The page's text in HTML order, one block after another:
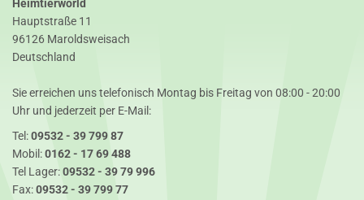
Heimtierworld
Hauptstraße 11
96126 Maroldsweisach
Deutschland
Sie erreichen uns telefonisch Montag bis Freitag von 08:00 - 20:00
Uhr und jederzeit per E-Mail:
Tel:09532 - 39 799 87
Mobil:0162 - 17 69 488
Tel Lager:09532 - 39 79 996
Fax:09532 - 39 799 77